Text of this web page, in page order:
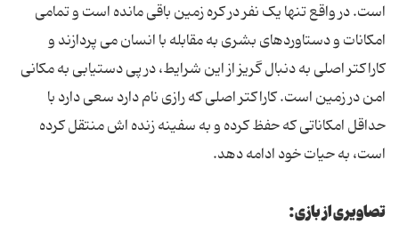
است. در واقع تنها یک نفر در کره زمین باقی مانده است و تمامی
امکانات و دستاوردهای بشری به مقابله با انسان می پردازند و
کاراکتر اصلی به دنبال گریز از این شرایط، در پی دستیابی به مکانی
امن در زمین است. کاراکتر اصلی که رازی نام دارد سعی دارد با
حداقل امکاناتی که حفظ کرده و به سفینه زنده اش منتقل کرده
است، به حیات خود ادامه دهد.
تصاویری از بازی: